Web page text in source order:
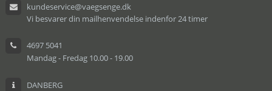
kundeservice@vaegsenge.dk
Vi besvarer din mailhenvendelse indenfor 24 timer
4697 5041
Mandag - Fredag 10.00 - 19.00
DANBERG